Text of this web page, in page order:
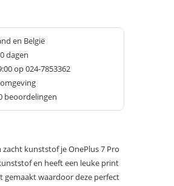
en België
dagen
op 024-7853362
beoordelingen
kunststof je OnePlus 7 Pro
en heeft een leuke print
gemaakt waardoor deze perfect